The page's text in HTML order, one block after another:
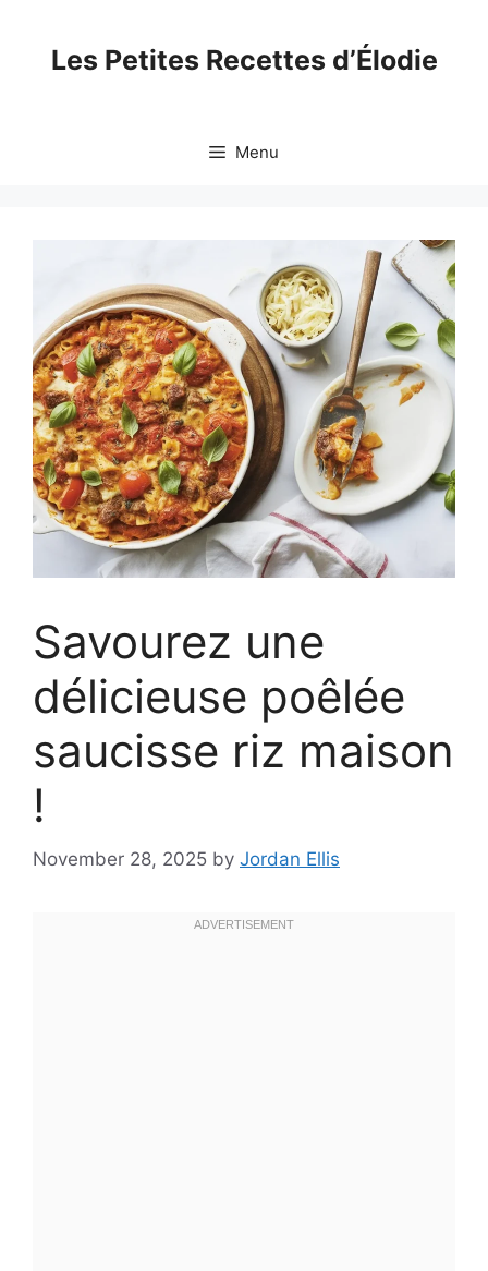
contentLes Petites Recettes d’Élodie
Menu
Savourez une
délicieuse poêlée
saucisse riz maison
!
November 28, 2025 by Jordan Ellis